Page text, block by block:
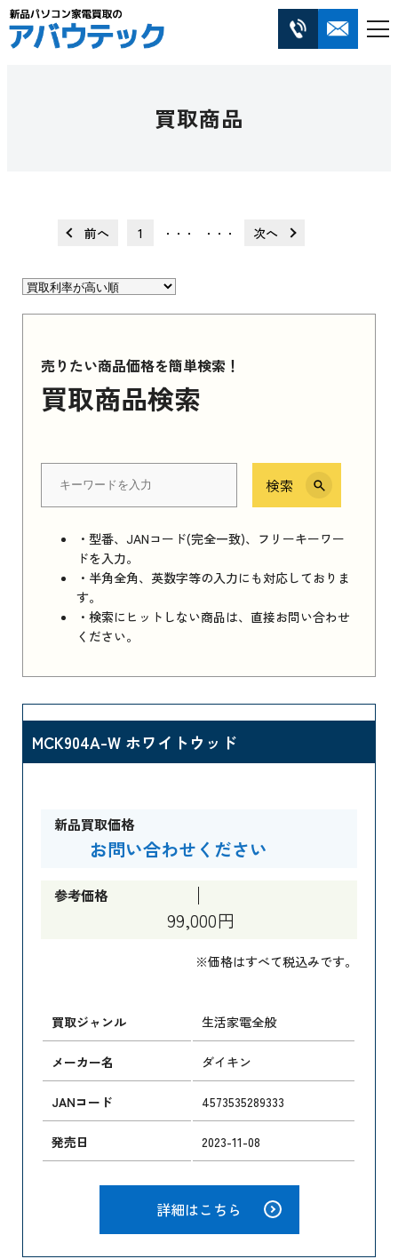
買取商品
前へ 1 ・・・ ・・・ 次へ
売りたい商品価格を簡単検索！
買取商品検索
検索
・型番、JANコード(完全一致)、フリーキーワー
ドを入力。
・半角全角、英数字等の入力にも対応しておりま
す。
・検索にヒットしない商品は、直接お問い合わせ
ください。
MCK904A-W ホワイトウッド
新品買取価格
お問い合わせください
参考価格
99,000円
※価格はすべて税込みです。
買取ジャンル 生活家電全般
メーカー名 ダイキン
JANコード 4573535289333
発売日 2023-11-08
詳細はこちら